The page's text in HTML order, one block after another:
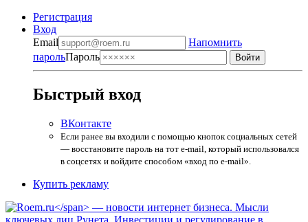
Регистрация
Вход
Email
Напомнить
парольПароль
Быстрый вход
ВКонтакте
Если ранее вы входили с помощью кнопок социальных сетей
— восстановите пароль на тот e-mail, который использовался
в соцсетях и войдите способом «вход по e-mail».
Купить рекламу